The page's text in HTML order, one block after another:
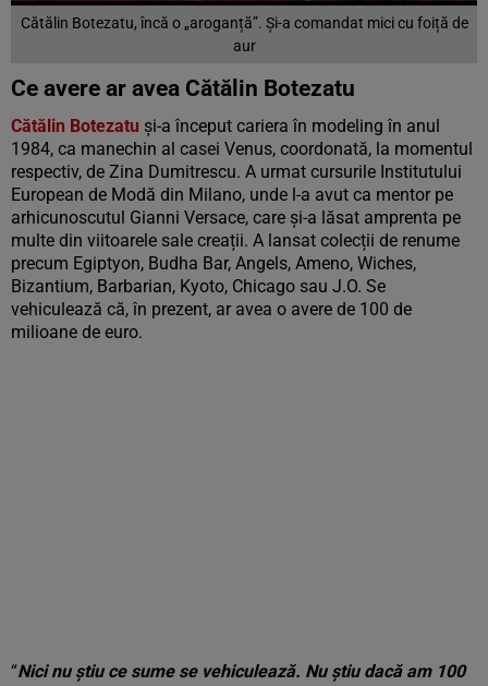
Cătălin Botezatu, încă o „aroganță”. Și-a comandat mici cu foiță de
aur
Ce avere ar avea Cătălin Botezatu
Cătălin Botezatu și-a început cariera în modeling în anul
1984, ca manechin al casei Venus, coordonată, la momentul
respectiv, de Zina Dumitrescu. A urmat cursurile Institutului
European de Modă din Milano, unde l-a avut ca mentor pe
arhicunoscutul Gianni Versace, care și-a lăsat amprenta pe
multe din viitoarele sale creații. A lansat colecții de renume
precum Egiptyon, Budha Bar, Angels, Ameno, Wiches,
Bizantium, Barbarian, Kyoto, Chicago sau J.O. Se
vehiculează că, în prezent, ar avea o avere de 100 de
milioane de euro.
“Nici nu știu ce sume se vehiculează. Nu știu dacă am 100